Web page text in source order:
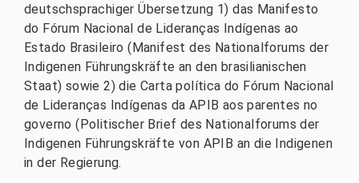
deutschsprachiger Übersetzung 1) das Manifesto
do Fórum Nacional de Lideranças Indígenas ao
Estado Brasileiro (Manifest des Nationalforums der
Indigenen Führungskräfte an den brasilianischen
Staat) sowie 2) die Carta política do Fórum Nacional
de Lideranças Indígenas da APIB aos parentes no
governo (Politischer Brief des Nationalforums der
Indigenen Führungskräfte von APIB an die Indigenen
in der Regierung.